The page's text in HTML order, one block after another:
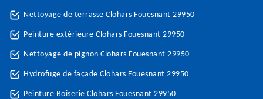
Nettoyage de terrasse Clohars Fouesnant 29950
Peinture extérieure Clohars Fouesnant 29950
Nettoyage de pignon Clohars Fouesnant 29950
Hydrofuge de façade Clohars Fouesnant 29950
Peinture Boiserie Clohars Fouesnant 29950